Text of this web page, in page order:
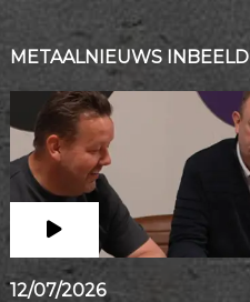
METAALNIEUWS INBEELD
12/07/2026